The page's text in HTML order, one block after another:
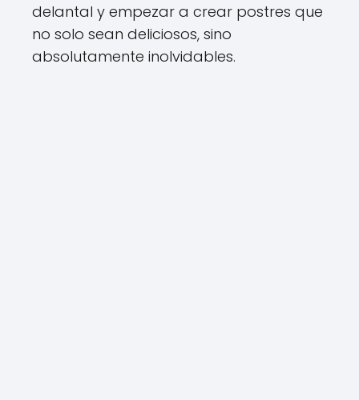
delantal y empezar a crear postres que
no solo sean deliciosos, sino
absolutamente inolvidables.